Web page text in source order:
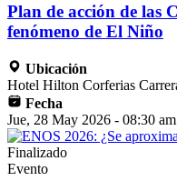
Plan de acción de las
fenómeno de El Niño
Ubicación
Hotel Hilton Corferias
Fecha
Jue, 28 May 2026 - 08:30 am
Finalizado
Evento